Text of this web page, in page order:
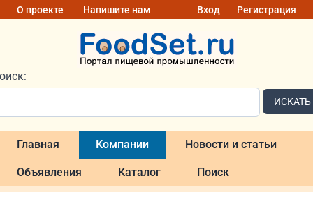
О проекте Напишите нам Вход Регистрация
ИСКАТЬ
Главная Компании Новости и статьи
Объявления Каталог Поиск